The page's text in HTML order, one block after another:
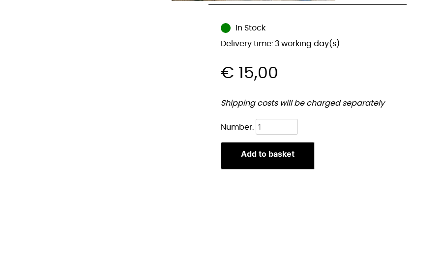
In Stock
Delivery time: 3 working day(s)
€ 15,00
Shipping costs will be charged separately
Number: Marcille
Sleutelhanger
Add to basket